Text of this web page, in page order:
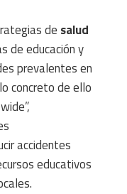
de salud
de educación y
prevalentes en
concreto de ello
accidentes
educativos